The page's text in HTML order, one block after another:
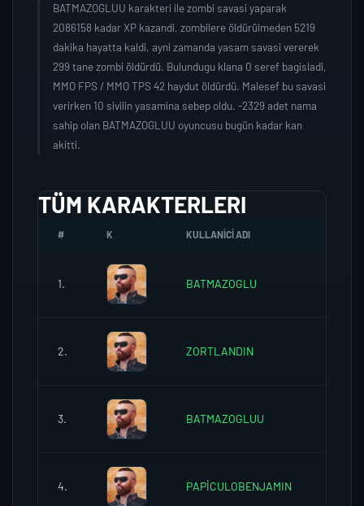
BATMAZOGLUU karakteri ile zombi savasi yaparak
2086158 kadar XP kazandi, zombilere öldürülmeden 5219
dakika hayatta kaldi, ayni zamanda yasam savasi vererek
299 tane zombi öldürdü. Bulundugu klana 0 seref bagisladi,
MMO FPS / MMO TPS 42 haydut öldürdü. Malesef bu savasi
verirken 10 sivilin yasamina sebep oldu. -2329 adet nama
sahip olan BATMAZOGLUU oyuncusu bugün kadar kan
akitti.
TÜM KARAKTERLERI
# K KULLANICI ADI
1. BATMAZOGLU
2. ZORTLANDIN
3. BATMAZOGLUU
4. PAPİCULOBENJAMIN